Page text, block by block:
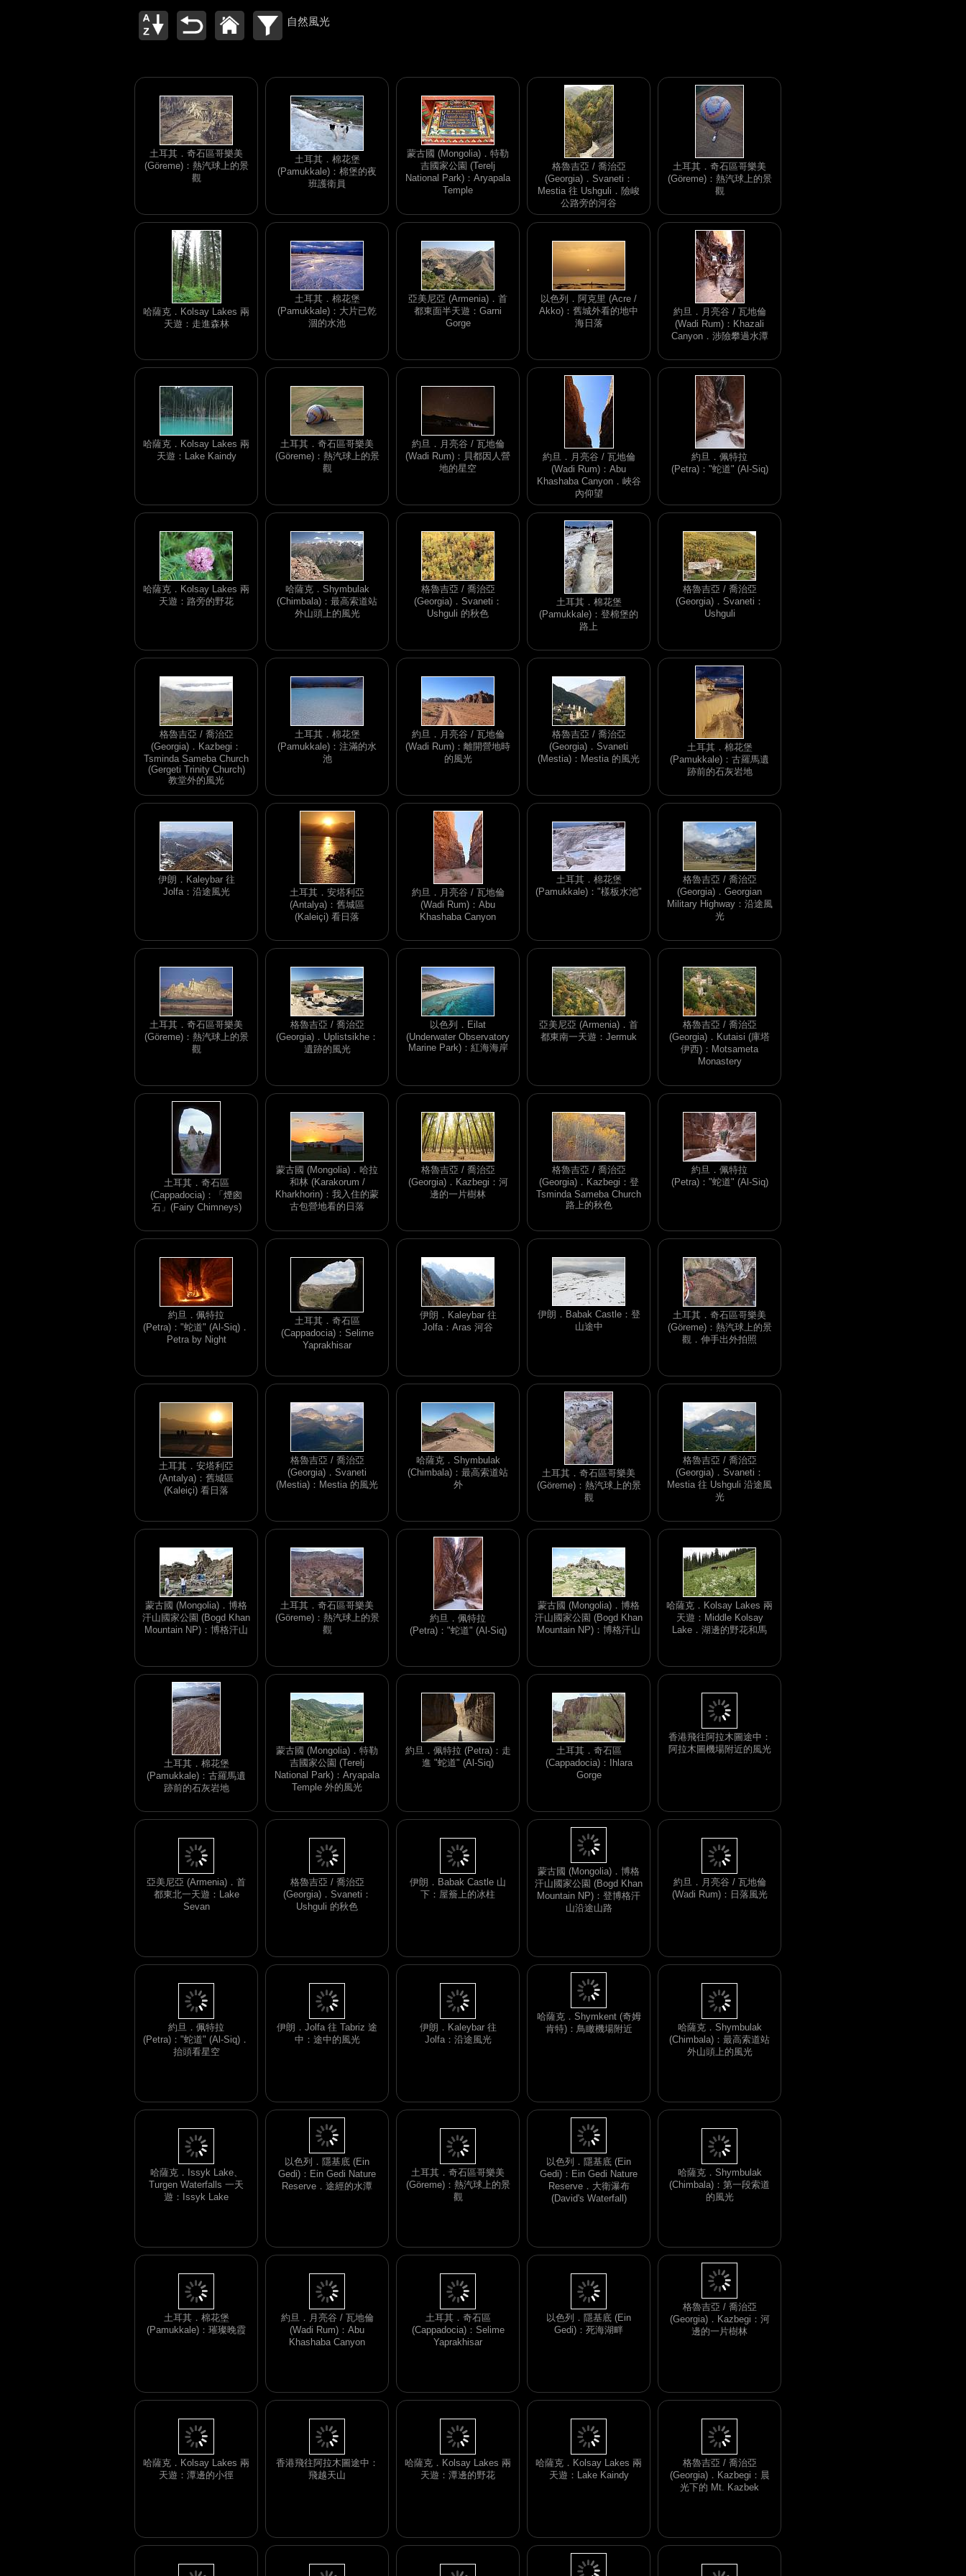
自然風光
土耳其．奇石區哥樂美
(Göreme)：熱汽球上的景
觀
土耳其．棉花堡
(Pamukkale)：棉堡的夜
班護衛員
蒙古國 (Mongolia)．特勒
吉國家公園 (Terelj
National Park)：Aryapala
Temple
格魯吉亞 / 喬治亞
(Georgia)．Svaneti：
Mestia 往 Ushguli．險峻
公路旁的河谷
土耳其．奇石區哥樂美
(Göreme)：熱汽球上的景
觀
哈薩克．Kolsay Lakes 兩
天遊：走進森林
土耳其．棉花堡
(Pamukkale)：大片已乾
涸的水池
亞美尼亞 (Armenia)．首
都東面半天遊：Garni
Gorge
以色列．阿克里 (Acre /
Akko)：舊城外看的地中
海日落
約旦．月亮谷 / 瓦地倫
(Wadi Rum)：Khazali
Canyon．涉險攀過水潭
哈薩克．Kolsay Lakes 兩
天遊：Lake Kaindy
土耳其．奇石區哥樂美
(Göreme)：熱汽球上的景
觀
約旦．月亮谷 / 瓦地倫
(Wadi Rum)：貝都因人營
地的星空
約旦．月亮谷 / 瓦地倫
(Wadi Rum)：Abu
Khashaba Canyon．峽谷
內仰望
約旦．佩特拉
(Petra)："蛇道" (Al-Siq)
哈薩克．Kolsay Lakes 兩
天遊：路旁的野花
哈薩克．Shymbulak
(Chimbala)：最高索道站
外山頭上的風光
格魯吉亞 / 喬治亞
(Georgia)．Svaneti：
Ushguli 的秋色
土耳其．棉花堡
(Pamukkale)：登棉堡的
路上
格魯吉亞 / 喬治亞
(Georgia)．Svaneti：
Ushguli
格魯吉亞 / 喬治亞
(Georgia)．Kazbegi：
Tsminda Sameba Church
(Gergeti Trinity Church)
教堂外的風光
土耳其．棉花堡
(Pamukkale)：注滿的水
池
約旦．月亮谷 / 瓦地倫
(Wadi Rum)：離開營地時
的風光
格魯吉亞 / 喬治亞
(Georgia)．Svaneti
(Mestia)：Mestia 的風光
土耳其．棉花堡
(Pamukkale)：古羅馬遺
跡前的石灰岩地
伊朗．Kaleybar 往
Jolfa：沿途風光
土耳其．安塔利亞
(Antalya)：舊城區
(Kaleiçi) 看日落
約旦．月亮谷 / 瓦地倫
(Wadi Rum)：Abu
Khashaba Canyon
土耳其．棉花堡
(Pamukkale)："樣板水池"
格魯吉亞 / 喬治亞
(Georgia)．Georgian
Military Highway：沿途風
光
土耳其．奇石區哥樂美
(Göreme)：熱汽球上的景
觀
格魯吉亞 / 喬治亞
(Georgia)．Uplistsikhe：
遺跡的風光
以色列．Eilat
(Underwater Observatory
Marine Park)：紅海海岸
亞美尼亞 (Armenia)．首
都東南一天遊：Jermuk
格魯吉亞 / 喬治亞
(Georgia)．Kutaisi (庫塔
伊西)：Motsameta
Monastery
土耳其．奇石區
(Cappadocia)：「煙囪
石」(Fairy Chimneys)
蒙古國 (Mongolia)．哈拉
和林 (Karakorum /
Kharkhorin)：我入住的蒙
古包營地看的日落
格魯吉亞 / 喬治亞
(Georgia)．Kazbegi：河
邊的一片樹林
格魯吉亞 / 喬治亞
(Georgia)．Kazbegi：登
Tsminda Sameba Church
路上的秋色
約旦．佩特拉
(Petra)："蛇道" (Al-Siq)
約旦．佩特拉
(Petra)："蛇道" (Al-Siq)．
Petra by Night
土耳其．奇石區
(Cappadocia)：Selime
Yaprakhisar
伊朗．Kaleybar 往
Jolfa：Aras 河谷
伊朗．Babak Castle：登
山途中
土耳其．奇石區哥樂美
(Göreme)：熱汽球上的景
觀．伸手出外拍照
土耳其．安塔利亞
(Antalya)：舊城區
(Kaleiçi) 看日落
格魯吉亞 / 喬治亞
(Georgia)．Svaneti
(Mestia)：Mestia 的風光
哈薩克．Shymbulak
(Chimbala)：最高索道站
外
土耳其．奇石區哥樂美
(Göreme)：熱汽球上的景
觀
格魯吉亞 / 喬治亞
(Georgia)．Svaneti：
Mestia 往 Ushguli 沿途風
光
蒙古國 (Mongolia)．博格
汗山國家公園 (Bogd Khan
Mountain NP)：博格汗山
土耳其．奇石區哥樂美
(Göreme)：熱汽球上的景
觀
約旦．佩特拉
(Petra)："蛇道" (Al-Siq)
蒙古國 (Mongolia)．博格
汗山國家公園 (Bogd Khan
Mountain NP)：博格汗山
哈薩克．Kolsay Lakes 兩
天遊：Middle Kolsay
Lake．湖邊的野花和馬
土耳其．棉花堡
(Pamukkale)：古羅馬遺
跡前的石灰岩地
蒙古國 (Mongolia)．特勒
吉國家公園 (Terelj
National Park)：Aryapala
Temple 外的風光
約旦．佩特拉 (Petra)：走
進 "蛇道" (Al-Siq)
土耳其．奇石區
(Cappadocia)：Ihlara
Gorge
香港飛往阿拉木圖途中：
亞美尼亞 (Armenia)．首
都東北一天遊：Lake
格魯吉亞 / 喬治亞
(Georgia)．Svaneti：
伊朗．Babak Castle 山
蒙古國 (Mongolia)．博格
約旦．月亮谷 / 瓦地倫
約旦．佩特拉
(Petra)："蛇道" (Al-Siq)．
伊朗．Jolfa 往 Tabriz 途
伊朗．Kaleybar 往
哈薩克．Shymkent (奇姆
哈薩克．Shymbulak
(Chimbala)：最高索道站
哈薩克．Issyk Lake、
Turgen Waterfalls 一天
土耳其．奇石區哥樂美
(Göreme)：熱汽球上的景
以色列．隱基底 (Ein
哈薩克．Shymbulak
(Chimbala)：第一段索道
土耳其．棉花堡
約旦．月亮谷 / 瓦地倫
(Wadi Rum)：Abu
土耳其．奇石區
(Cappadocia)：Selime
以色列．隱基底 (Ein
哈薩克．Kolsay Lakes 兩
香港飛往阿拉木圖途中：
哈薩克．Kolsay Lakes 兩
哈薩克．Kolsay Lakes 兩
格魯吉亞 / 喬治亞
(Georgia)．Kazbegi：晨